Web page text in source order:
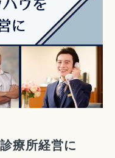
療所経営に